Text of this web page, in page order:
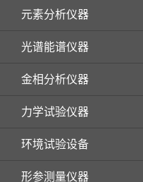
元素分析仪器
光谱能谱仪器
金相分析仪器
力学试验仪器
环境试验设备
形参测量仪器